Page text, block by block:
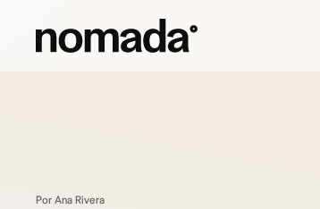
Por Ana Rivera